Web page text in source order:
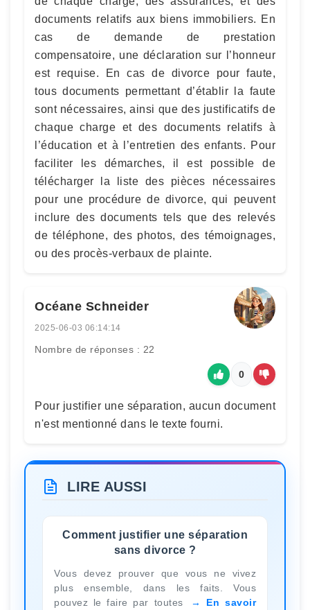
documents relatifs aux biens immobiliers. En
cas de demande de prestation
compensatoire, une déclaration sur l’honneur
est requise. En cas de divorce pour faute,
tous documents permettant d’établir la faute
sont nécessaires, ainsi que des justificatifs de
chaque charge et des documents relatifs à
l’éducation et à l’entretien des enfants. Pour
faciliter les démarches, il est possible de
télécharger la liste des pièces nécessaires
pour une procédure de divorce, qui peuvent
inclure des documents tels que des relevés
de téléphone, des photos, des témoignages,
ou des procès-verbaux de plainte.
Océane Schneider
2025-06-03 06:14:14
Nombre de réponses : 22
0
Pour justifier une séparation, aucun document
n'est mentionné dans le texte fourni.
LIRE AUSSI
Comment justifier une séparation
sans divorce ?
Vous devez prouver que vous ne vivez
plus ensemble, dans les faits. Vous
pouvez le faire par toutes
En savoir